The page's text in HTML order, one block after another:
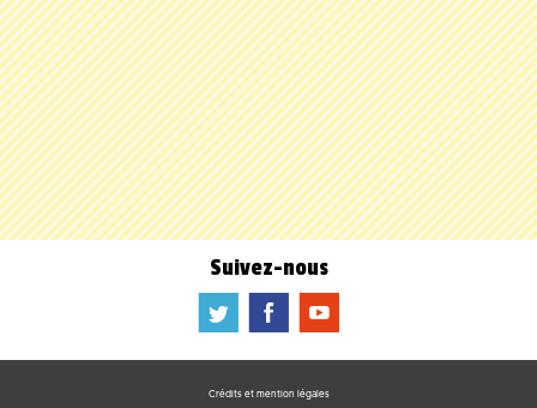
Suivez-nous
a b f
Crédits et mention légales